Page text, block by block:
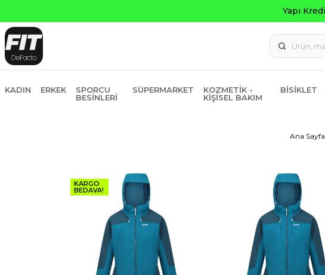
KADIN ERKEK
SPORCU
BESINLERI
SÜPERMARKET
KOZMETIK -
KIŞISEL BAKIM
BISIKLET
Ana Sayfa
KARGO
BEDAVA!